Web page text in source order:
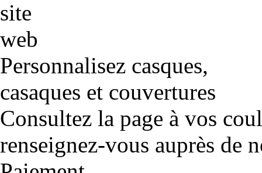
Personnalisez casques,
casaques et couvertures
Consultez la page à vos
renseignez-vous auprès de